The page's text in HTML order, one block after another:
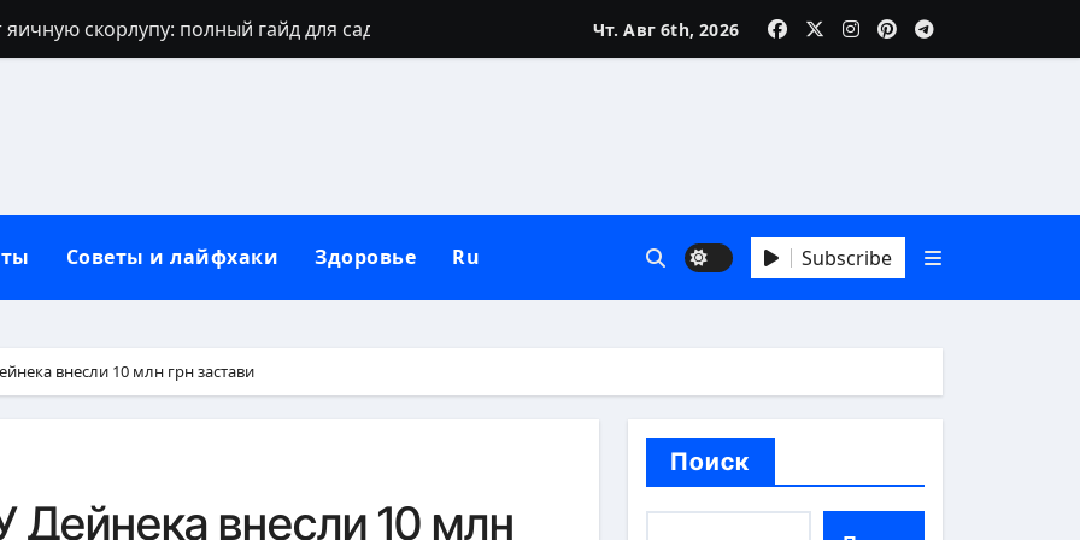
скорлупу: полный гайд для сада
духовный щит дома, семьи и сердца
рассаду перца без потерь
наследуют исключительно от отца
чтобы сформировать новую привычку
Чт. Авг 6th, 2026
Советы и лайфхаки Здоровье Ru Subscribe
внесли 10 млн грн застави
Дейнека внесли 10 млн
Поиск